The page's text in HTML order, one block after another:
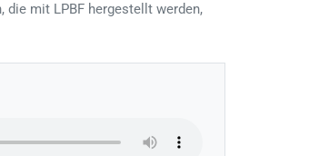
mit LPBF hergestellt werden,